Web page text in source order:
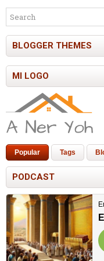
BLOGGER THEMES
MI LOGO
Popular Tags
PODCAST